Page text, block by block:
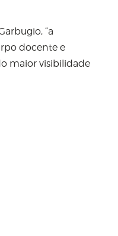
“a
docente e
maior visibilidade